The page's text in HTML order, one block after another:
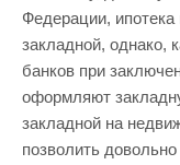
Федерации,
закладной, однако,
банков при
оформляют
закладной на
позволить